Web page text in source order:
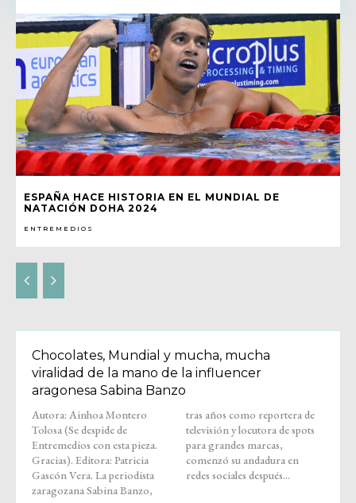
ESPAÑA HACE HISTORIA EN EL MUNDIAL DE
NATACIÓN DOHA 2024
ENTREMEDIOS
Chocolates, Mundial y mucha, mucha
viralidad de la mano de la influencer
aragonesa Sabina Banzo
Autora: Ainhoa Montero
Tolosa (Se despide de
Entremedios con esta pieza.
Gracias). Editora: Patricia
Gascón Vera. La periodista
zaragozana Sabina Banzo,
tras años como reportera de
televisión y locutora de spots
para grandes marcas,
comenzó su andadura en
redes sociales después...